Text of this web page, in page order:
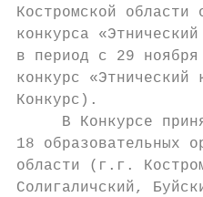
Костромской
конкурса
в период с 29
конкурс «Этнический
Конкурс).
В Конкурсе
18 образовательных
области (г.г.
Солигаличский,